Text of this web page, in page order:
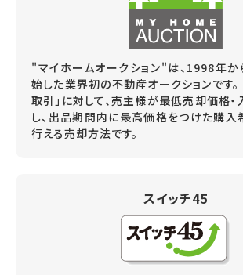
"マイホームオークション"は、1998年か
始した業界初の不動産オークションです
取引」に対して、売主様が最低売却価格
し、出品期間内に最高価格をつけた購
行える売却方法です。
スイッチ45